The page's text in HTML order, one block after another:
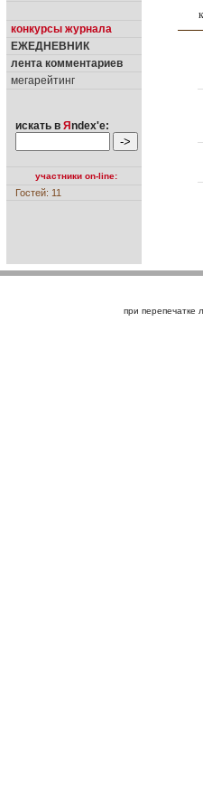
конкурсы журнала
ЕЖЕДНЕВНИК
лента комментариев
мегарейтинг
искать в Я ndex'е:
участники on-line:
Гостей: 11
при перепечатке